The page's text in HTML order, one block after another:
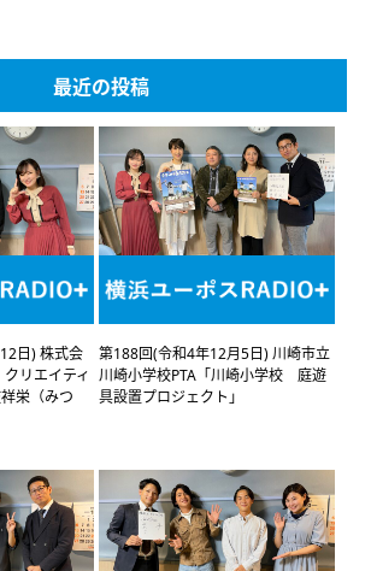
最近の投稿
日) 株式会
リエイティ
栄（みつ
第188回(令和4年12月5日) 川崎市立
川崎小学校PTA「川崎小学校 庭遊
具設置プロジェクト」